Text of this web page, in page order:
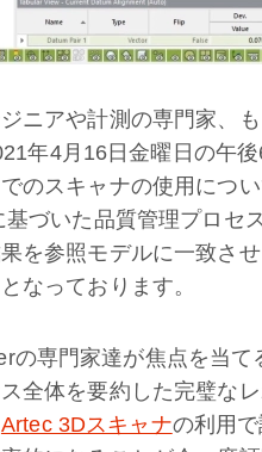
ニアや計測の専門家、
年4月16日金曜日の午
のスキャナの使用につ
基づいた品質管理プロセ
を参照モデルに一致さ
なっております。
の専門家達が焦点を当て
全体を要約した完璧な
Artec 3Dスキャナの利用